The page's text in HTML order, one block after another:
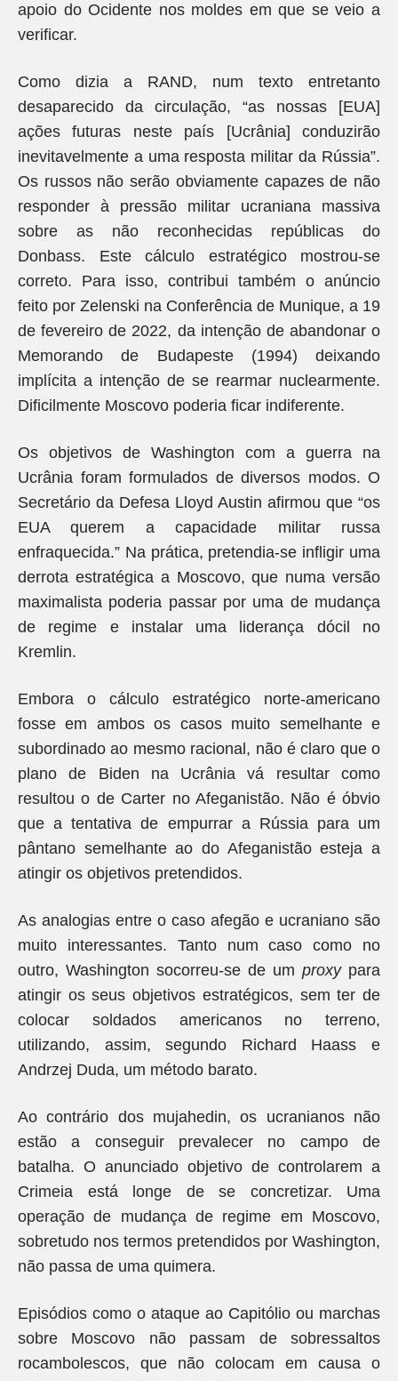
apoio do Ocidente nos moldes em que se veio a
verificar.
Como dizia a RAND, num texto entretanto
desaparecido da circulação, “as nossas [EUA]
ações futuras neste país [Ucrânia] conduzirão
inevitavelmente a uma resposta militar da Rússia”.
Os russos não serão obviamente capazes de não
responder à pressão militar ucraniana massiva
sobre as não reconhecidas repúblicas do
Donbass. Este cálculo estratégico mostrou-se
correto. Para isso, contribui também o anúncio
feito por Zelenski na Conferência de Munique, a 19
de fevereiro de 2022, da intenção de abandonar o
Memorando de Budapeste (1994) deixando
implícita a intenção de se rearmar nuclearmente.
Dificilmente Moscovo poderia ficar indiferente.
Os objetivos de Washington com a guerra na
Ucrânia foram formulados de diversos modos. O
Secretário da Defesa Lloyd Austin afirmou que “os
EUA querem a capacidade militar russa
enfraquecida.” Na prática, pretendia-se infligir uma
derrota estratégica a Moscovo, que numa versão
maximalista poderia passar por uma de mudança
de regime e instalar uma liderança dócil no
Kremlin.
Embora o cálculo estratégico norte-americano
fosse em ambos os casos muito semelhante e
subordinado ao mesmo racional, não é claro que o
plano de Biden na Ucrânia vá resultar como
resultou o de Carter no Afeganistão. Não é óbvio
que a tentativa de empurrar a Rússia para um
pântano semelhante ao do Afeganistão esteja a
atingir os objetivos pretendidos.
As analogias entre o caso afegão e ucraniano são
muito interessantes. Tanto num caso como no
outro, Washington socorreu-se de um proxypara
atingir os seus objetivos estratégicos, sem ter de
colocar soldados americanos no terreno,
utilizando, assim, segundo Richard Haass e
Andrzej Duda, um método barato.
Ao contrário dos mujahedin, os ucranianos não
estão a conseguir prevalecer no campo de
batalha. O anunciado objetivo de controlarem a
Crimeia está longe de se concretizar. Uma
operação de mudança de regime em Moscovo,
sobretudo nos termos pretendidos por Washington,
não passa de uma quimera.
Episódios como o ataque ao Capitólio ou marchas
sobre Moscovo não passam de sobressaltos
rocambolescos, que não colocam em causa o